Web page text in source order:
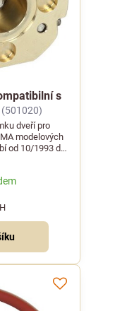
s
(501020)
dveří pro
modelových
od 10/1993 do